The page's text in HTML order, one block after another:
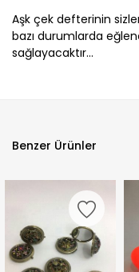
Aşk çek defterinin
bazı durumlarda
sağlayacaktır...
Benzer Ürünler